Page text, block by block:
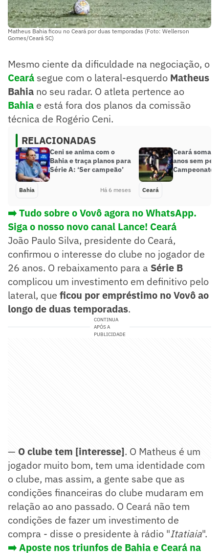
Matheus Bahia ficou no Ceará por duas temporadas (Foto: Wellerson
Gomes/Ceará SC)
Mesmo ciente da dificuldade na negociação, o
Ceará segue com o lateral-esquerdo Matheus
Bahia no seu radar. O atleta pertence ao
Bahia e está fora dos planos da comissão
técnica de Rogério Ceni.
RELACIONADAS
Ceni se anima com o
Bahia e traça planos para
Série A: ‘Ser campeão’
Bahia Há 6 meses
Ceará soma
anos sem
Campeonato
Ceará
➡️ Tudo sobre o Vovô agora no WhatsApp.
Siga o nosso novo canal Lance! Ceará
João Paulo Silva, presidente do Ceará,
confirmou o interesse do clube no jogador de
26 anos. O rebaixamento para a Série B
complicou um investimento em definitivo pelo
lateral, que ficou por empréstimo no Vovô ao
longo de duas temporadas.
CONTINUA
APÓS A
PUBLICIDADE
— O clube tem [interesse]. O Matheus é um
jogador muito bom, tem uma identidade com
o clube, mas assim, a gente sabe que as
condições financeiras do clube mudaram em
relação ao ano passado. O Ceará não tem
condições de fazer um investimento de
compra - disse o presidente à rádio "Itatiaia".
➡️ Aposte nos triunfos de Bahia e Ceará na